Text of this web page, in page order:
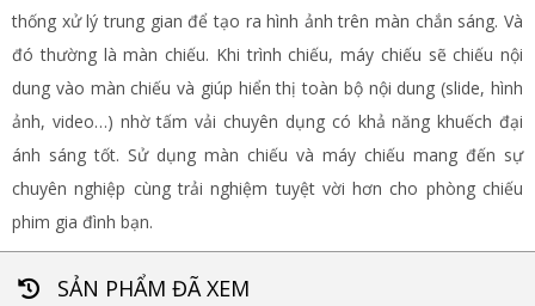
thống xử lý trung gian để tạo ra hình ảnh trên màn chắn sáng. Và
đó thường là màn chiếu. Khi trình chiếu, máy chiếu sẽ chiếu nội
dung vào màn chiếu và giúp hiển thị toàn bộ nội dung (slide, hình
ảnh, video…) nhờ tấm vải chuyên dụng có khả năng khuếch đại
ánh sáng tốt. Sử dụng màn chiếu và máy chiếu mang đến sự
chuyên nghiệp cùng trải nghiệm tuyệt vời hơn cho phòng chiếu
phim gia đình bạn.
SẢN PHẨM ĐÃ XEM